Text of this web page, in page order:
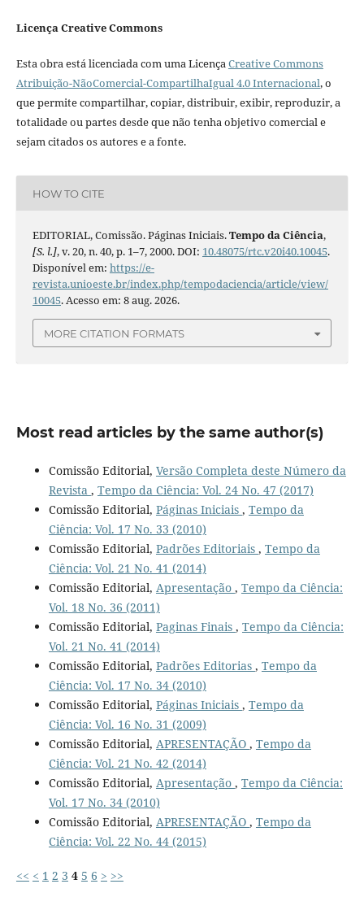
Licença Creative Commons
Esta obra está licenciada com uma LicençaCreative Commons
Atribuição-NãoComercial-CompartilhaIgual 4.0 Internacional, o
que permite compartilhar, copiar, distribuir, exibir, reproduzir, a
totalidade ou partes desde que não tenha objetivo comercial e
sejam citados os autores e a fonte.
HOW TO CITE
EDITORIAL, Comissão. Páginas Iniciais.Tempo da Ciência,
[S. l.], v. 20, n. 40, p. 1–7, 2000. DOI: 10.48075/rtc.v20i40.10045.
Disponível em: https://e-
revista.unioeste.br/index.php/tempodaciencia/article/view/
10045. Acesso em: 8 aug. 2026.
MORE CITATION FORMATS
Most read articles by the same author(s)
Comissão Editorial, Versão Completa deste Número da
Revista , Tempo da Ciência: Vol. 24 No. 47 (2017)
Comissão Editorial, Páginas Iniciais , Tempo da
Ciência: Vol. 17 No. 33 (2010)
Comissão Editorial, Padrões Editoriais , Tempo da
Ciência: Vol. 21 No. 41 (2014)
Comissão Editorial, Apresentação , Tempo da Ciência:
Vol. 18 No. 36 (2011)
Comissão Editorial, Paginas Finais , Tempo da Ciência:
Vol. 21 No. 41 (2014)
Comissão Editorial, Padrões Editorias , Tempo da
Ciência: Vol. 17 No. 34 (2010)
Comissão Editorial, Páginas Iniciais , Tempo da
Ciência: Vol. 16 No. 31 (2009)
Comissão Editorial, APRESENTAÇÃO , Tempo da
Ciência: Vol. 21 No. 42 (2014)
Comissão Editorial, Apresentação , Tempo da Ciência:
Vol. 17 No. 34 (2010)
Comissão Editorial, APRESENTAÇÃO , Tempo da
Ciência: Vol. 22 No. 44 (2015)
<< < 1 2 3 4 5 6 > >>